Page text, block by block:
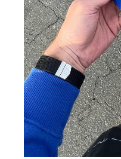
HU · FT — HUNGRÍA
IE · € — IRLANDA
IT · € — ITALIA
LV · € — LETONIA
LT · € — LITUANIA
LU · € — LUXEMBURGO
MC · € — MÓNACO